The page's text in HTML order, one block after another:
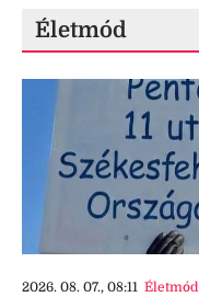
Életmód
2026. 08. 07., 08:11 Életmód